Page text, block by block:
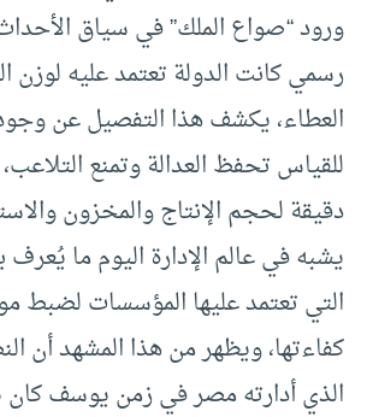
ورود “صواع الملك” في سياق
رسمي كانت الدولة تعتمد عليه
العطاء، يكشف هذا التفصيل عن
للقياس تحفظ العدالة وتمنع
دقيقة لحجم الإنتاج والمخزون
يشبه في عالم الإدارة اليوم ما يُعرف
التي تعتمد عليها المؤسسات لضبط
كفاءتها، ويظهر من هذا المشهد أن
الذي أدارته مصر في زمن يوسف كان